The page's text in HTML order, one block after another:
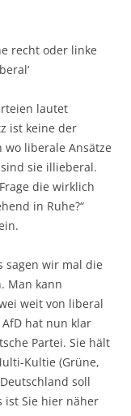
recht oder linke
lautet
ist keine der
wo liberale Ansätze
sie illieberal.
die wirklich
in Ruhe?“
sagen wir mal die
Man kann
weit von liberal
hat nun klar
Partei. Sie hält
Kultie (Grüne,
soll
ist Sie hier näher